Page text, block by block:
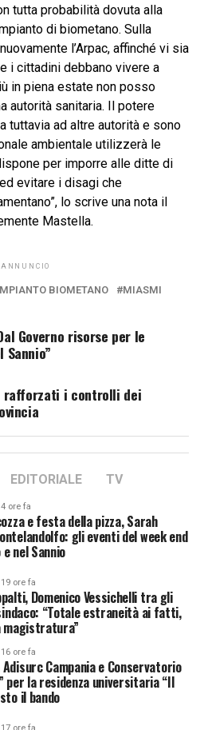
tutta probabilità dovuta alla
di biometano. Sulla
l’Arpac, affinché vi sia
i cittadini debbano vivere a
in piena estate non posso
autorità sanitaria. Il potere
tuttavia ad altre autorità e sono
ambientale utilizzerà le
per imporre alle ditte di
evitare i disagi che
lo scrive una nota il
Mastella.
ANNUNCIO
BIOMETANO MIASMI
Governo risorse per le
rafforzati i controlli dei
EDITORIALE TV
4 ore fa
e festa della pizza, Sarah
gli eventi del week end
nel Sannio
19 ore fa
Domenico Vessichelli tra gli
“Totale estraneità ai fatti,
magistratura”
16 ore fa
Campania e Conservatorio
per la residenza universitaria “Il
il bando